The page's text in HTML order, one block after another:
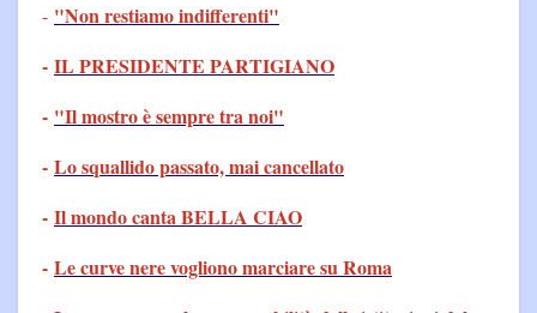
- "Non restiamo indifferenti"
- IL PRESIDENTE PARTIGIANO
- "Il mostro è sempre tra noi"
- Lo squallido passato, mai cancellato
- Il mondo canta BELLA CIAO
- Le curve nere vogliono marciare su Roma